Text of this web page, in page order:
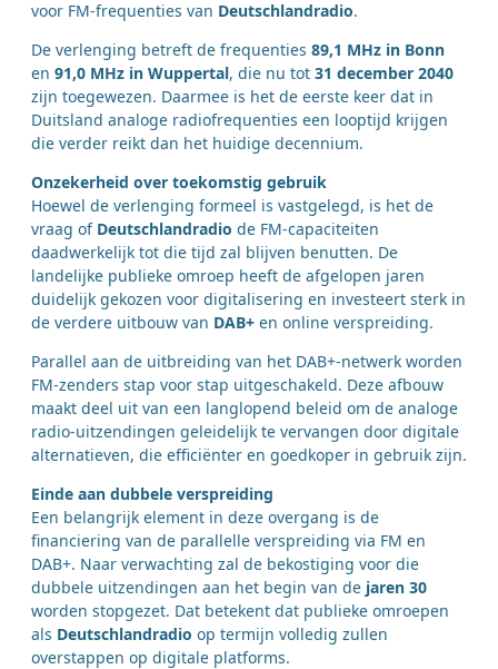
voor FM-frequenties van Deutschlandradio.
De verlenging betreft de frequenties 89,1 MHz in Bonn
en 91,0 MHz in Wuppertal, die nu tot 31 december 2040
zijn toegewezen. Daarmee is het de eerste keer dat in
Duitsland analoge radiofrequenties een looptijd krijgen
die verder reikt dan het huidige decennium.
Onzekerheid over toekomstig gebruik
Hoewel de verlenging formeel is vastgelegd, is het de
vraag of Deutschlandradio de FM-capaciteiten
daadwerkelijk tot die tijd zal blijven benutten. De
landelijke publieke omroep heeft de afgelopen jaren
duidelijk gekozen voor digitalisering en investeert sterk in
de verdere uitbouw van DAB+ en online verspreiding.
Parallel aan de uitbreiding van het DAB+-netwerk worden
FM-zenders stap voor stap uitgeschakeld. Deze afbouw
maakt deel uit van een langlopend beleid om de analoge
radio-uitzendingen geleidelijk te vervangen door digitale
alternatieven, die efficiënter en goedkoper in gebruik zijn.
Einde aan dubbele verspreiding
Een belangrijk element in deze overgang is de
financiering van de parallelle verspreiding via FM en
DAB+. Naar verwachting zal de bekostiging voor die
dubbele uitzendingen aan het begin van de jaren 30
worden stopgezet. Dat betekent dat publieke omroepen
als Deutschlandradio op termijn volledig zullen
overstappen op digitale platforms.